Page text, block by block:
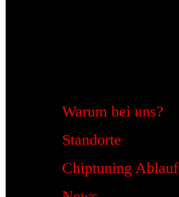
Warum bei uns?
Standorte
Chiptuning Ablauf